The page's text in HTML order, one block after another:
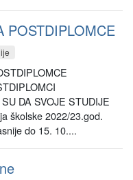
POSTDIPLOMCE
DA SVOJE STUDIJE
školske 2022/23.god.
do 15. 10....